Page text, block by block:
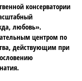
консерватории
любовь».
центром по
действующим при